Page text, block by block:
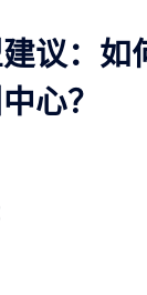
议：如
心？